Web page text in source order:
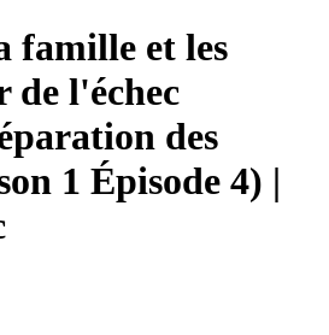
famille et les
de l'échec
des
1 Épisode 4) |